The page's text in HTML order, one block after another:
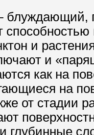
и
и
как на
на
от стадии